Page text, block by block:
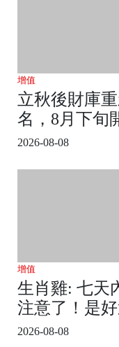
增值
立秋後財庫
名，8月下旬
2026-08-08
增值
生肖雞: 七天
注意了！是
2026-08-08